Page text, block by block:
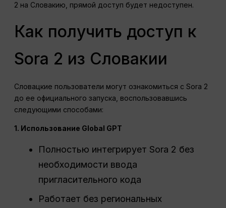
2 на Словакию, прямой доступ будет недоступен.
Как получить доступ к
Sora 2 из Словакии
Словацкие пользователи могут ознакомиться с Sora 2
до ее официального запуска, воспользовавшись
следующими способами:
1. Использование Global GPT
Полностью интегрирует Sora 2 без
необходимости ввода
пригласительного кода
Работает без региональных